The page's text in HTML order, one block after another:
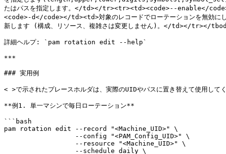
たはパスを指定します。</td></tr><tr><td><code>--enable</
<code>-d</code></td><td>対象のレコードでローテーションを無
新します (構成、リソース、複雑さは変更しません)。</td></tr></
詳細ヘルプ: `pam rotation edit --help`
***
### 実用例
< >で示されたプレースホルダは、実際のUIDやパスに置き替えて使用してく
**例1. 単一マシンで毎日ローテーション**
```bash
pam rotation edit --record "<Machine_UID>" \